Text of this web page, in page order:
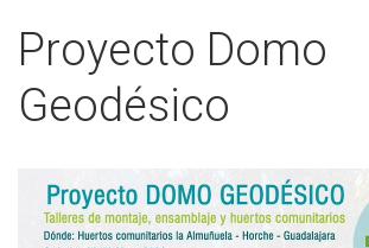
Proyecto Domo
Geodésico